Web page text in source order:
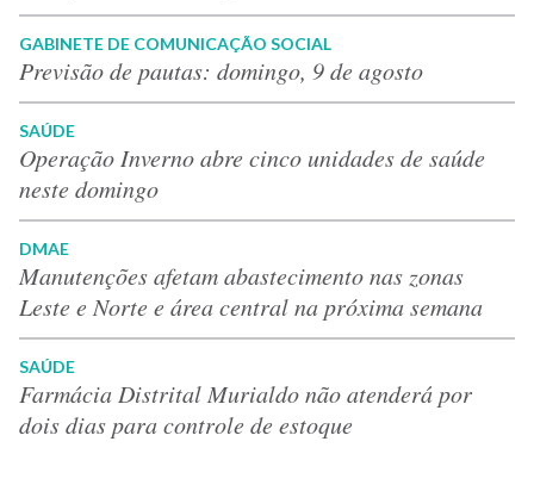
GABINETE DE COMUNICAÇÃO SOCIAL
Previsão de pautas: domingo, 9 de agosto
SAÚDE
Operação Inverno abre cinco unidades de saúde
neste domingo
DMAE
Manutenções afetam abastecimento nas zonas
Leste e Norte e área central na próxima semana
SAÚDE
Farmácia Distrital Murialdo não atenderá por
dois dias para controle de estoque